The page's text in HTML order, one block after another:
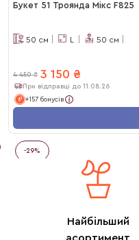
Букет 51 Троянда Мікс F825
50 см L 50 см
4 450 ₴ 3 150 ₴
При відправці до 11.08.26
+157 бонусів
-29%
Найбільший